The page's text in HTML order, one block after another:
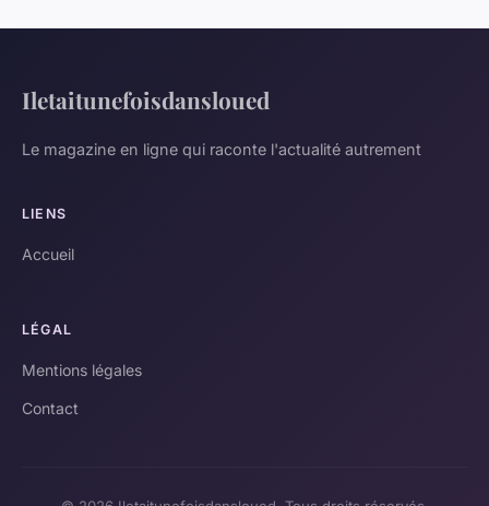
Iletaitunefoisdansloued
Le magazine en ligne qui raconte l'actualité autrement
LIENS
Accueil
LÉGAL
Mentions légales
Contact